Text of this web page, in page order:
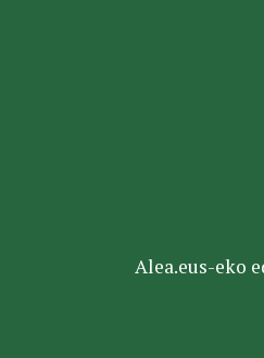
Alea.eus-eko